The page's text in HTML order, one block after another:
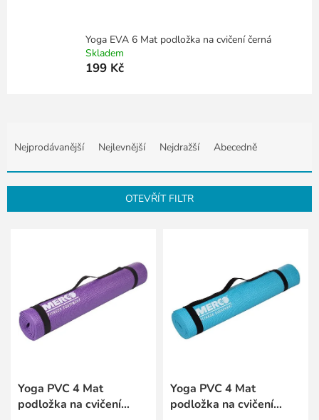
Yoga EVA 6 Mat podložka na cvičení černá
Skladem
199 Kč
e
n
í
Nejprodávanější Nejlevnější Nejdražší Abecedně
OTEVŘÍT FILTR
Yoga PVC 4 Mat
podložka na cvičení
Yoga PVC 4 Mat
podložka na cvičení